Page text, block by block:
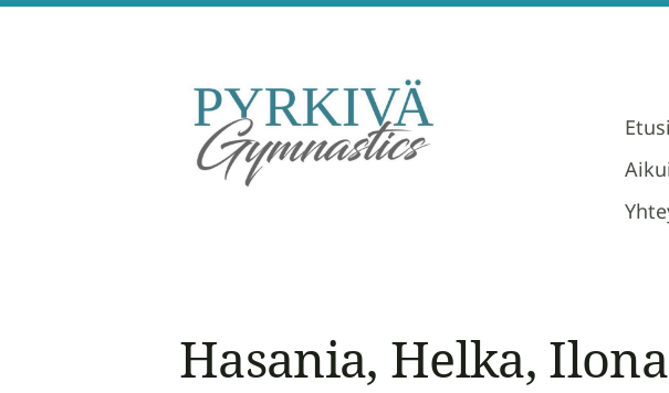
Pyrkivä Gymnastics
Hasania, Helka,